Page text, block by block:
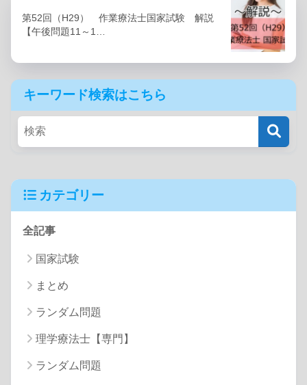
第52回（H29） 作業療法士国家試験 解説
【午後問題11～1…
キーワード検索はこちら
カテゴリー
全記事
国家試験
まとめ
ランダム問題
理学療法士【専門】
ランダム問題